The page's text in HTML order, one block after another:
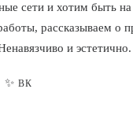
сети и хотим быть
рассказываем о
и эстетично.
✨ ВК